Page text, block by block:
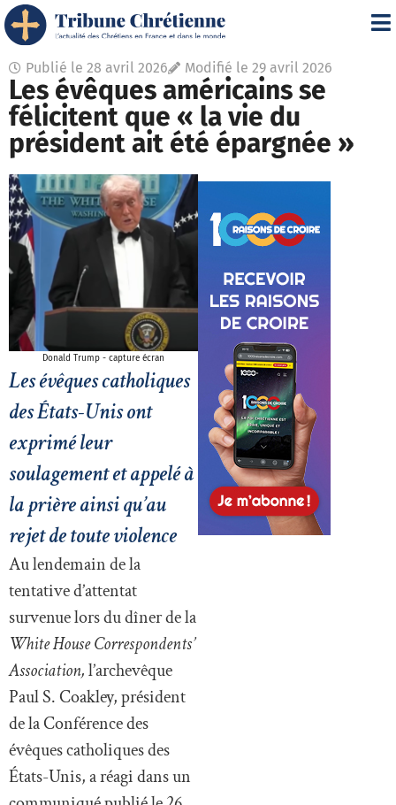
Publié le 28 avril 2026 Modifié le 29 avril 2026
Les évêques américains se
félicitent que « la vie du
président ait été épargnée »
Donald Trump - capture écran
Les évêques catholiques
des États-Unis ont
exprimé leur
soulagement et appelé à
la prière ainsi qu’au
rejet de toute violence
Au lendemain de la
tentative d’attentat
survenue lors du dîner de la
White House Correspondents’
Association,l’archevêque
Paul S. Coakley, président
de la Conférence des
évêques catholiques des
États-Unis, a réagi dans un